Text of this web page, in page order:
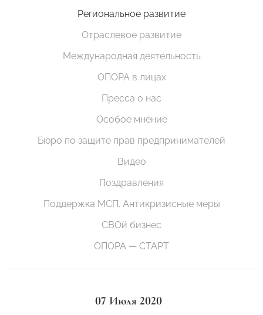
Региональное развитие
Отраслевое развитие
Международная деятельность
ОПОРА в лицах
Пресса о нас
Особое мнение
Бюро по защите прав предпринимателей
Видео
Поздравления
Поддержка МСП. Антикризисные меры
СВОй бизнес
ОПОРА — СТАРТ
07 Июля 2020